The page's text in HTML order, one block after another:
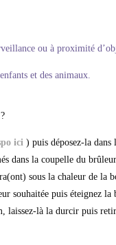
ou à proximité
et des animaux.
ici ) puis déposez-la dans
dans la coupelle du
sous la chaleur de la
souhaitée puis éteignez la
laissez-là la durcir puis